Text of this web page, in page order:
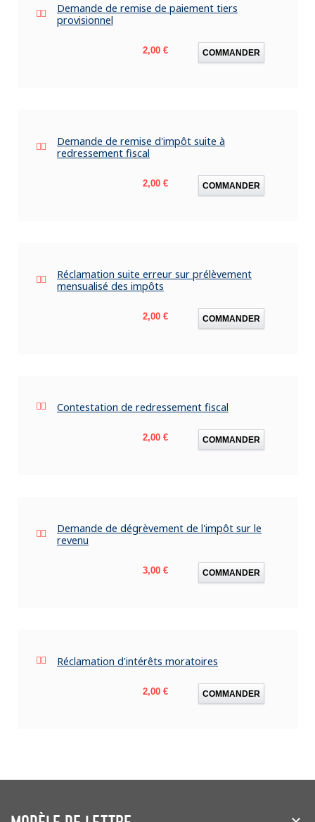
Demande de remise de paiement tiers
provisionnel
Prix
2,00 € COMMANDER
Demande de remise d'impôt suite à
redressement fiscal
Prix
2,00 € COMMANDER
Réclamation suite erreur sur prélèvement
mensualisé des impôts
Prix
2,00 € COMMANDER
Contestation de redressement fiscal
Prix
2,00 € COMMANDER
Demande de dégrèvement de l'impôt sur le
revenu
Prix
3,00 € COMMANDER
Réclamation d'intérêts moratoires
Prix
2,00 € COMMANDER